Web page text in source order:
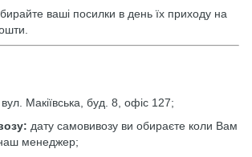
ваші посилки в день їх приходу на
вул. Макіївська, буд. 8, офіс 127;
дату самовивозу ви обираєте коли Вам
менеджер;